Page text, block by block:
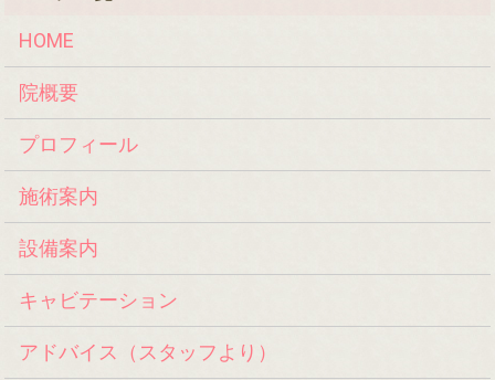
HOME
院概要
プロフィール
施術案内
設備案内
キャビテーション
アドバイス（スタッフより）